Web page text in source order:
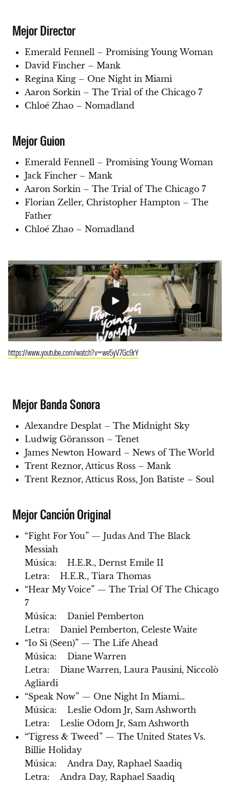
Mejor Director
Emerald Fennell – Promising Young Woman
David Fincher – Mank
Regina King – One Night in Miami
Aaron Sorkin – The Trial of the Chicago 7
Chloé Zhao – Nomadland
Mejor Guion
Emerald Fennell – Promising Young Woman
Jack Fincher – Mank
Aaron Sorkin – The Trial of The Chicago 7
Florian Zeller, Christopher Hampton – The
Father
Chloé Zhao – Nomadland
https://www.youtube.com/watch?v=we5yV7Gc9rY
Mejor Banda Sonora
Alexandre Desplat – The Midnight Sky
Ludwig Göransson – Tenet
James Newton Howard – News of The World
Trent Reznor, Atticus Ross – Mank
Trent Reznor, Atticus Ross, Jon Batiste – Soul
Mejor Canción Original
“Fight For You” — Judas And The Black
Messiah
Música: H.E.R., Dernst Emile II
Letra: H.E.R., Tiara Thomas
“Hear My Voice” — The Trial Of The Chicago
7
Música: Daniel Pemberton
Letra: Daniel Pemberton, Celeste Waite
“Io Sì (Seen)” — The Life Ahead
Música: Diane Warren
Letra: Diane Warren, Laura Pausini, Niccolò
Agliardi
“Speak Now” — One Night In Miami…
Música: Leslie Odom Jr, Sam Ashworth
Letra: Leslie Odom Jr, Sam Ashworth
“Tigress & Tweed” — The United States Vs.
Billie Holiday
Música: Andra Day, Raphael Saadiq
Letra: Andra Day, Raphael Saadiq